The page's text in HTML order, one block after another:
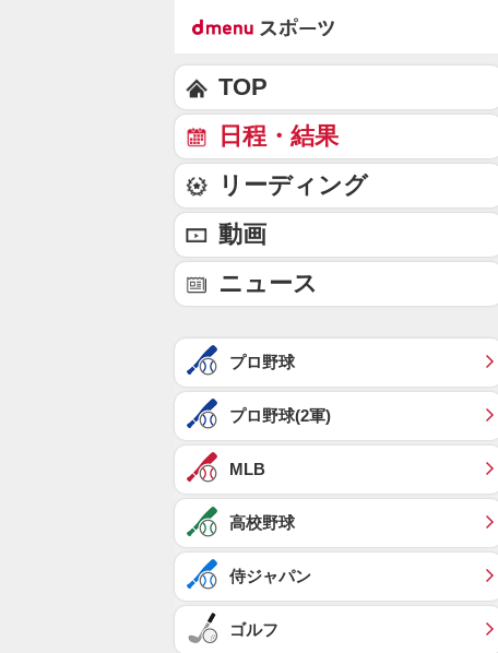
TOP
日程・結果
リーディング
動画
ニュース
プロ野球
プロ野球(2軍)
MLB
高校野球
侍ジャパン
ゴルフ